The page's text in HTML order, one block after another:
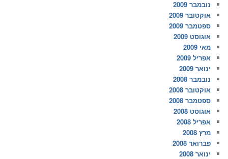
נובמבר 2009
אוקטובר 2009
ספטמבר 2009
אוגוסט 2009
מאי 2009
אפריל 2009
ינואר 2009
נובמבר 2008
אוקטובר 2008
ספטמבר 2008
אוגוסט 2008
אפריל 2008
מרץ 2008
פברואר 2008
ינואר 2008